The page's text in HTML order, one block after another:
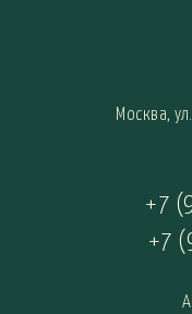
Москва,
+7
+7